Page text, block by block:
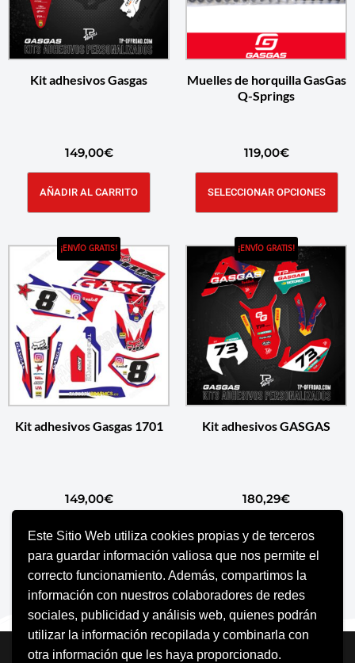
Este Sitio Web utiliza cookies propias y de terceros
para guardar información valiosa que nos permite el
correcto funcionamiento. Además, compartimos la
información con nuestros colaboradores de redes
sociales, publicidad y análisis web, quienes podrán
utilizar la información recopilada y combinarla con
otra información que les haya proporcionado.
Kit adhesivos Gasgas
149,00€
AÑADIR AL CARRITO
Muelles de horquilla GasGas
Q-Springs
119,00€
SELECCIONAR OPCIONES
¡ENVÍO GRATIS!
Kit adhesivos Gasgas 1701
149,00€
AÑADIR AL CARRITO
¡ENVÍO GRATIS!
Kit adhesivos GASGAS
180,29€
AÑADIR AL CARRITO
Neve | Funciona gracias a WordPress